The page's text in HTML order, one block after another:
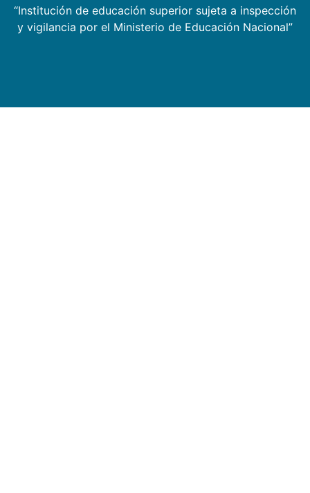
“Institución de educación superior sujeta a inspección
y vigilancia por el Ministerio de Educación Nacional”